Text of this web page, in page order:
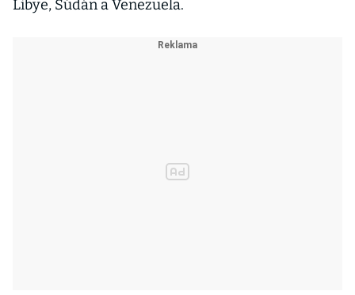
Libye, Súdán a Venezuela.